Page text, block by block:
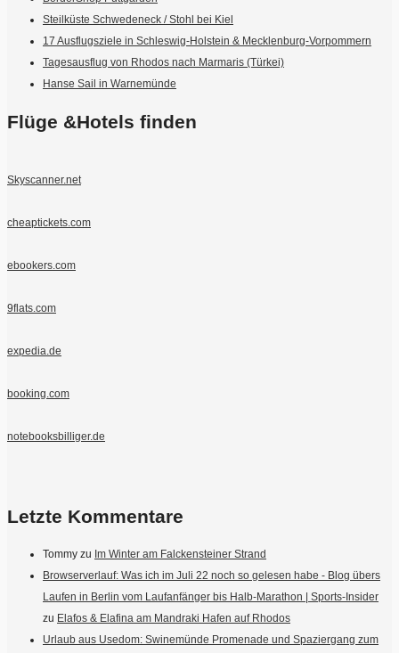
Steilküste Schwedeneck / Stohl bei Kiel
17 Ausflugsziele in Schleswig-Holstein & Mecklenburg-Vorpommern
Tagesausflug von Rhodos nach Marmaris (Türkei)
Hanse Sail in Warnemünde
Flüge &Hotels finden
Skyscanner.net
cheaptickets.com
ebookers.com
9flats.com
expedia.de
booking.com
notebooksbilliger.de
Letzte Kommentare
Tommy zu Im Winter am Falckensteiner Strand
Browserverlauf: Was ich im Juli 22 noch so gelesen habe - Blog übers
Laufen in Berlin vom Laufanfänger bis Halb-Marathon | Sports-Insider
zu Elafos & Elafina am Mandraki Hafen auf Rhodos
Urlaub aus Usedom: Swinemünde Promenade und Spaziergang zum